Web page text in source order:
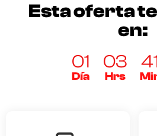
Esta oferta
en:
01
Día
03
Hrs